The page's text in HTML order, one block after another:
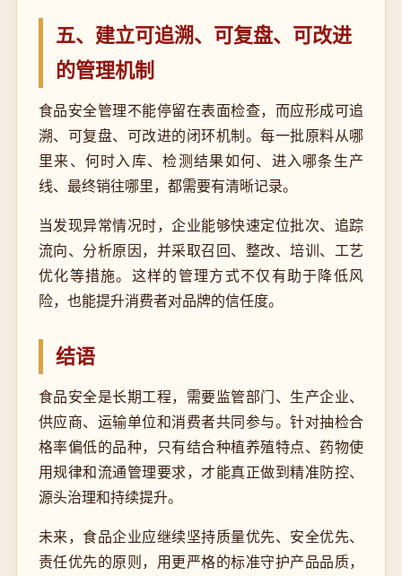
五、建立可追溯、可复盘、可改进
的管理机制
食品安全管理不能停留在表面检查，而应形成可追
溯、可复盘、可改进的闭环机制。每一批原料从哪
里来、何时入库、检测结果如何、进入哪条生产
线、最终销往哪里，都需要有清晰记录。
当发现异常情况时，企业能够快速定位批次、追踪
流向、分析原因，并采取召回、整改、培训、工艺
优化等措施。这样的管理方式不仅有助于降低风
险，也能提升消费者对品牌的信任度。
结语
食品安全是长期工程，需要监管部门、生产企业、
供应商、运输单位和消费者共同参与。针对抽检合
格率偏低的品种，只有结合种植养殖特点、药物使
用规律和流通管理要求，才能真正做到精准防控、
源头治理和持续提升。
未来，食品企业应继续坚持质量优先、安全优先、
责任优先的原则，用更严格的标准守护产品品质，